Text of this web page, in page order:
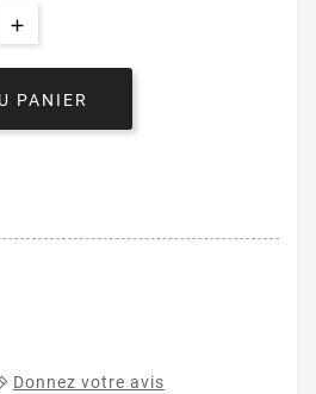
PANIER
Donnez votre avis